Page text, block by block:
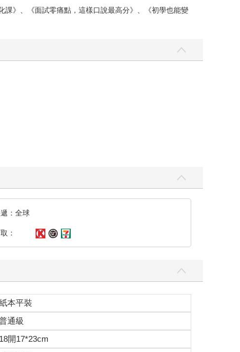
》、《面試零痛點，這樣口說最高分》、《初學也能變
：全球
：
本平裝
通級
18開17*23cm